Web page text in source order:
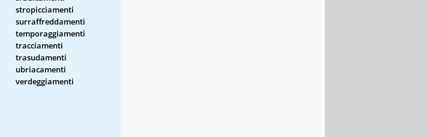
stropicciamenti
surraffreddamenti
temporaggiamenti
tracciamenti
trasudamenti
ubriacamenti
verdeggiamenti